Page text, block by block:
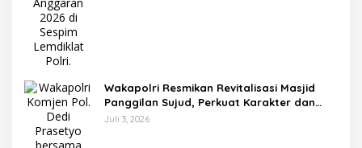
Wakapolri Resmikan Revitalisasi Masjid
Panggilan Sujud, Perkuat Karakter dan
Kepemimpinan Polri
Juli 3, 2026